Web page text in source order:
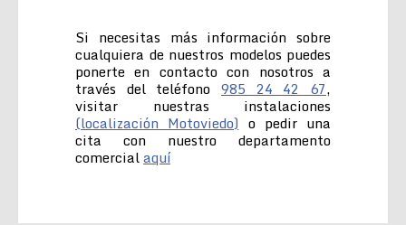
Si necesitas más información sobre
cualquiera de nuestros modelos puedes
ponerte en contacto con nosotros a
través del teléfono 985 24 42 67,
visitar nuestras instalaciones
(localización Motoviedo) o pedir una
cita con nuestro departamento
comercialaquí